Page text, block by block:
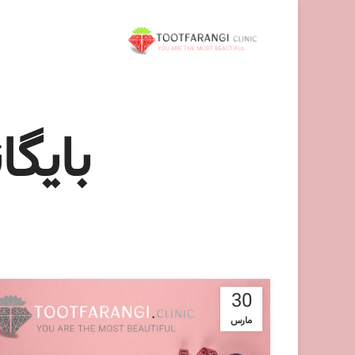
30
مارس